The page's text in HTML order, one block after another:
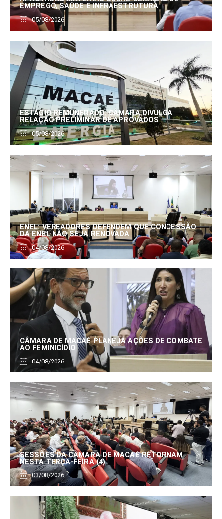
EMPREGO, SAÚDE E INFRAESTRUTURA
05/08/2026
ESTÁGIO REMUNERADO: CÂMARA DIVULGA
RELAÇÃO PRELIMINAR DE APROVADOS
05/08/2026
ENEL: VEREADORES DEFENDEM QUE CONCESSÃO
DA ENEL NÃO SEJA RENOVADA
04/08/2026
CÂMARA DE MACAÉ PLANEJA AÇÕES DE COMBATE
AO FEMINICÍDIO
04/08/2026
SESSÕES DA CÂMARA DE MACAÉ RETORNAM
NESTA TERÇA-FEIRA (4)
03/08/2026